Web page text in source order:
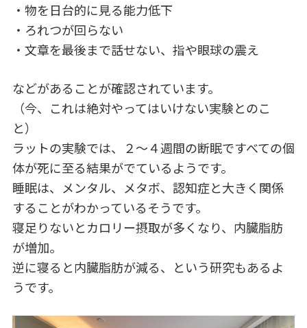
・物を日台的に見る能力低下
・ろれつが回らない
・文章を最後まで話せない、指や眼球の震え
などがあることが確認されています。
（今、これは絶対やってはいけない実験とのこ
と）
ラットの実験では、２～４週間の断眠ですべての個
体が死に至る結果がでているようです。
睡眠は、メンタル、メタボ、認知症と大きく関係
することがわかっているそうです。
寝足りないとカロリー摂取が多くなり、内臓脂肪
が増加。
逆に寝ると内臓脂肪が減る、という研究もあるよ
うです。